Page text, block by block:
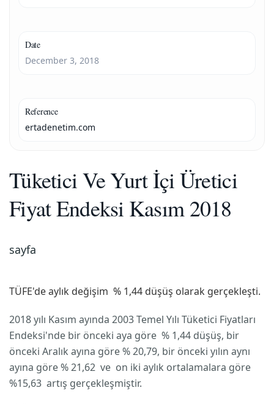
Date
December 3, 2018
Reference
ertadenetim.com
Tüketici Ve Yurt İçi Üretici
Fiyat Endeksi Kasım 2018
sayfa
TÜFE'de aylık değişim % 1,44 düşüş olarak gerçekleşti.
2018 yılı Kasım ayında 2003 Temel Yılı Tüketici Fiyatları
Endeksi'nde bir önceki aya göre % 1,44 düşüş, bir
önceki Aralık ayına göre % 20,79, bir önceki yılın aynı
ayına göre % 21,62 ve on iki aylık ortalamalara göre
%15,63 artış gerçekleşmiştir.